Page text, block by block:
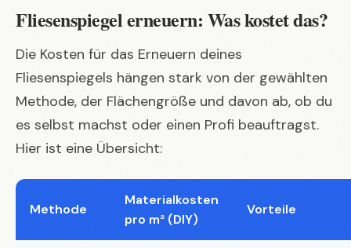
Fliesenspiegel erneuern: Was kostet das?
Die Kosten für das Erneuern deines
Fliesenspiegels hängen stark von der gewählten
Methode, der Flächengröße und davon ab, ob du
es selbst machst oder einen Profi beauftragst.
Hier ist eine Übersicht:
Methode
Materialkosten
pro m² (DIY)
Vorteile